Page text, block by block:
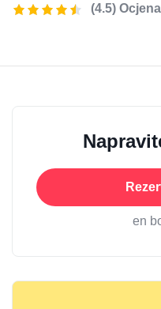
(4.5)
en